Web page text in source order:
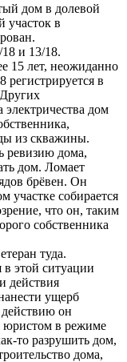
дом в долевой
участок в
и 13/18.
15 лет, неожиданно
регистрируется в
дом
из скважины.
ревизию дома,
дом. Ломает
брёвен. Он
участке собирается
что он, таким
собственника
туда.
в этой ситуации
действия
ущерб
действию он
юристом в режиме
то разрушить дом,
дома,